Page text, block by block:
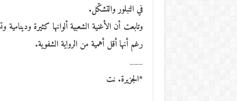
في التبلور والتشكّل.
وتابعت أن الأغنية الشعبية ألوانها كثيرة
رغم أنها أقل أهمية من الرواية الشفوية.
___
*الجزيرة. نت